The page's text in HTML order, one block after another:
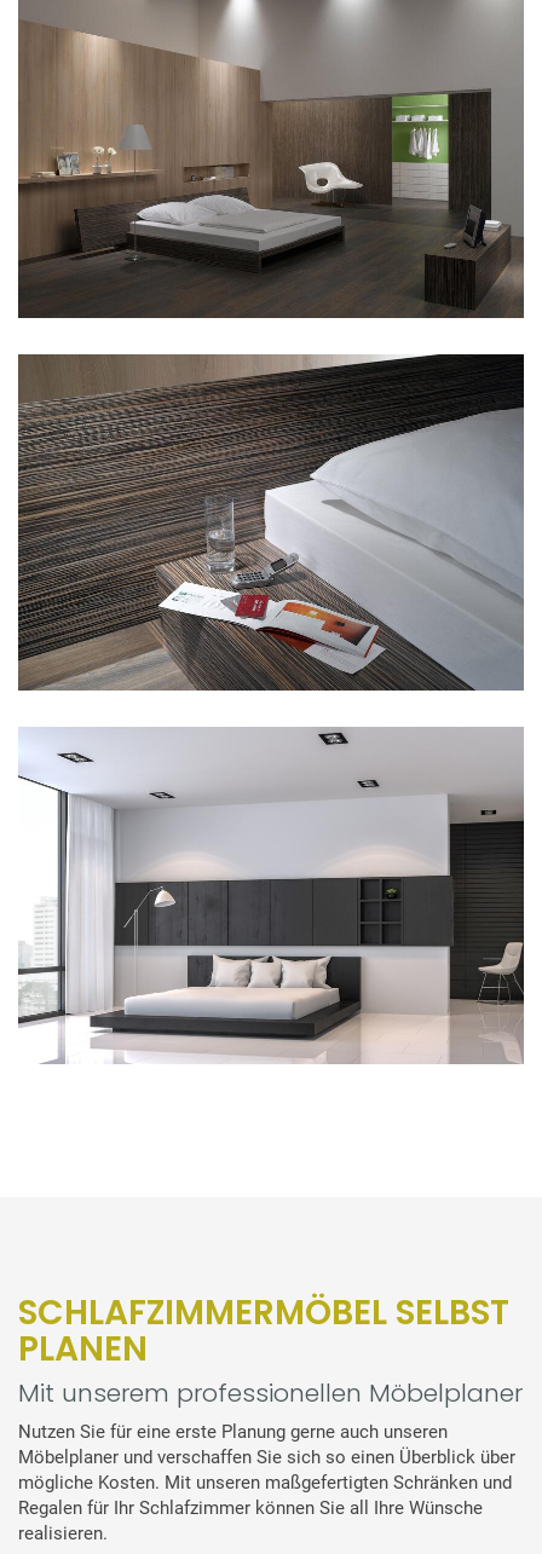
SCHLAFZIMMERMÖBEL SELBST
PLANEN
Mit unserem professionellen Möbelplaner
Nutzen Sie für eine erste Planung gerne auch unseren
Möbelplaner und verschaffen Sie sich so einen Überblick über
mögliche Kosten. Mit unseren maßgefertigten Schränken und
Regalen für Ihr Schlafzimmer können Sie all Ihre Wünsche
realisieren.